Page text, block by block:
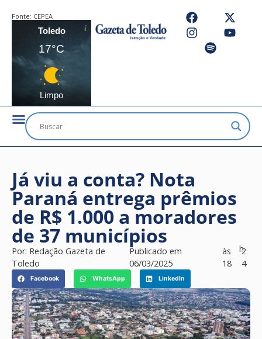
Fonte: CEPEA
Toledo
17°C
Limpo
Já viu a conta? Nota
Paraná entrega prêmios
de R$ 1.000 a moradores
de 37 municípios
Por: Redação Gazeta de
Toledo
Publicado em
06/03/2025
às
18
h2
4
Facebook WhatsApp LinkedIn